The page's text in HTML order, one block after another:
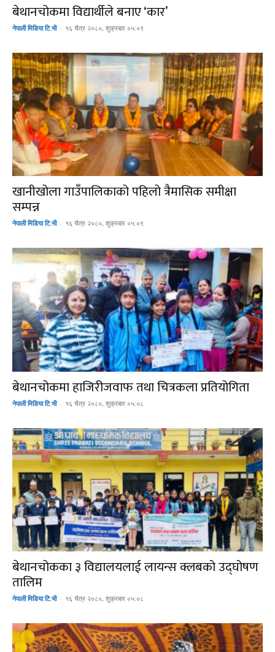
बेथानचोकमा विद्यार्थीले बनाए ‘कार’
नेपाली मिडिया टि.भी - १६ चैत्र २०८०, शुक्रबार ०५:०९
खानीखोला गाउँपालिकाको पहिलो त्रैमासिक समीक्षा
सम्पन्न
नेपाली मिडिया टि.भी - १६ चैत्र २०८०, शुक्रबार ०५:०९
बेथानचोकमा हाजिरीजवाफ तथा चित्रकला प्रतियोगिता
नेपाली मिडिया टि.भी - १६ चैत्र २०८०, शुक्रबार ०५:०८
बेथानचोकका ३ विद्यालयलाई लायन्स क्लबको उद्घोषण
तालिम
नेपाली मिडिया टि.भी - १६ चैत्र २०८०, शुक्रबार ०५:०८